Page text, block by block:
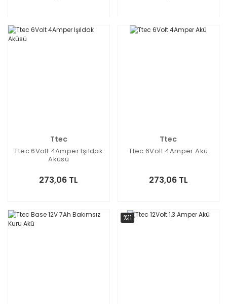
Ttec
Ttec 6Volt 4Amper Işıldak
Aküsü
273,06 TL
Ttec
Ttec 6Volt 4Amper Akü
273,06 TL
%11